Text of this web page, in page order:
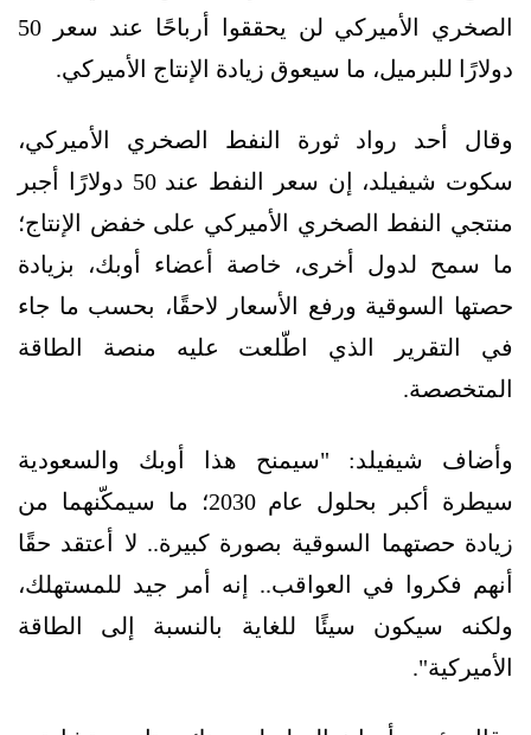
الصخري الأميركي لن يحققوا أرباحًا عند سعر 50
دولارًا للبرميل، ما سيعوق زيادة الإنتاج الأميركي.
وقال أحد رواد ثورة النفط الصخري الأميركي،
سكوت شيفيلد، إن سعر النفط عند 50 دولارًا أجبر
منتجي النفط الصخري الأميركي على خفض الإنتاج؛
ما سمح لدول أخرى، خاصة أعضاء أوبك، بزيادة
حصتها السوقية ورفع الأسعار لاحقًا، بحسب ما جاء
في التقرير الذي اطّلعت عليه منصة الطاقة
المتخصصة.
وأضاف شيفيلد: "سيمنح هذا أوبك والسعودية
سيطرة أكبر بحلول عام 2030؛ ما سيمكّنهما من
زيادة حصتهما السوقية بصورة كبيرة.. لا أعتقد حقًا
أنهم فكروا في العواقب.. إنه أمر جيد للمستهلك،
ولكنه سيكون سيئًا للغاية بالنسبة إلى الطاقة
الأميركية".